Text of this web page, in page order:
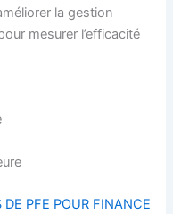
la gestion
mesurer l’efficacité
DE PFE POUR FINANCE